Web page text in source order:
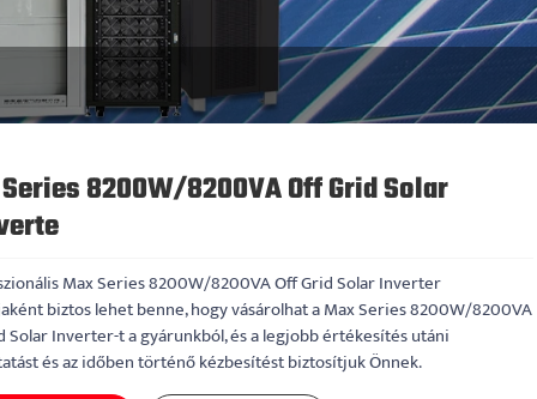
8200W/8200VA Off Grid Solar
Max Series 8200W/8200VA Off Grid Solar Inverter
biztos lehet benne, hogy vásárolhat a Max Series 8200W/8200VA
Solar Inverter-t a gyárunkból, és a legjobb értékesítés utáni
és az időben történő kézbesítést biztosítjuk Önnek.